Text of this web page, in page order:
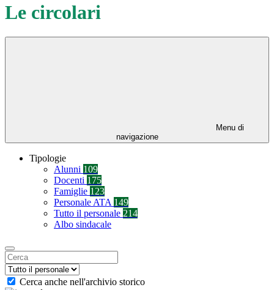
Le circolari
Menu di
navigazione
Tipologie
Alunni 109
Docenti 175
Famiglie 123
Personale ATA 149
Tutto il personale 214
Albo sindacale
Cerca anche nell'archivio storico